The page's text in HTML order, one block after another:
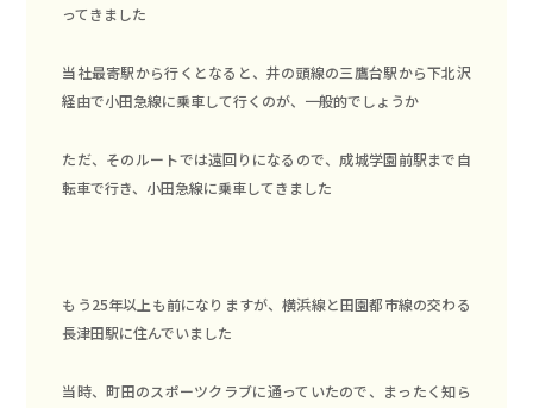
ってきました
当社最寄駅から行くとなると、井の頭線の三鷹台駅から下北沢
経由で小田急線に乗車して行くのが、一般的でしょうか
ただ、そのルートでは遠回りになるので、成城学園前駅まで自
転車で行き、小田急線に乗車してきました
もう25年以上も前になりますが、横浜線と田園都市線の交わる
長津田駅に住んでいました
当時、町田のスポーツクラブに通っていたので、まったく知ら